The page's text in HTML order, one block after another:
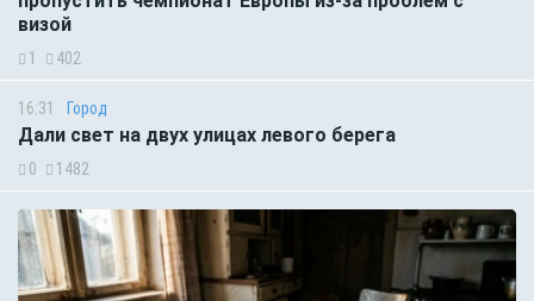
визой
1 402
16:31 Город
Дали свет на двух улицах левого берега
0 1482